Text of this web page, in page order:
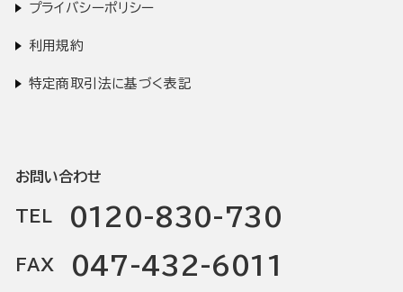
プライバシーポリシー
利用規約
特定商取引法に基づく表記
お問い合わせ
TEL 0120-830-730
FAX 047-432-6011